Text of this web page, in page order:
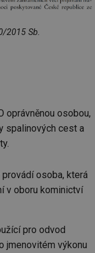
2015 Sb.
oprávněnou osobou,
spalinových cest a
osoba, která
v oboru kominictví
pro odvod
jmenovitém výkonu